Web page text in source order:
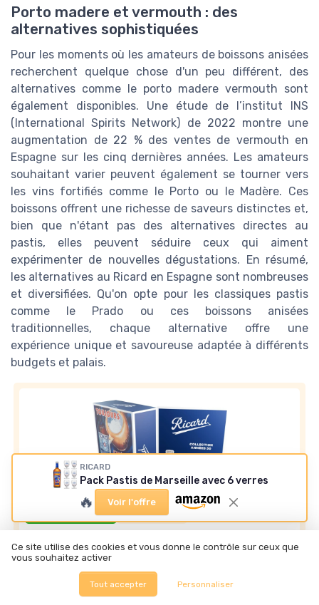
Porto madere et vermouth : des
alternatives sophistiquées
Pour les moments où les amateurs de boissons anisées
recherchent quelque chose d'un peu différent, des
alternatives comme le porto madere vermouth sont
également disponibles. Une étude de l’institut INS
(International Spirits Network) de 2022 montre une
augmentation de 22 % des ventes de vermouth en
Espagne sur les cinq dernières années. Les amateurs
souhaitant varier peuvent également se tourner vers
les vins fortifiés comme le Porto ou le Madère. Ces
boissons offrent une richesse de saveurs distinctes et,
bien que n'étant pas des alternatives directes au
pastis, elles peuvent séduire ceux qui aiment
expérimenter de nouvelles dégustations. En résumé,
les alternatives au Ricard en Espagne sont nombreuses
et diversifiées. Qu'on opte pour les classiques pastis
comme le Prado ou ces boissons anisées
traditionnelles, chaque alternative offre une
expérience unique et savoureuse adaptée à différents
budgets et palais.
⭐ TRÈS BIEN NOTÉ 🔥 POPULAIRE
Coffret RICARD Pastis 70cl
Élégantcoffret des années 50
Authentiqueapéritif anisé de Marseille
RICARD
Pack Pastis de Marseille avec 6 verres
🔥 Voir l'offre
Ce site utilise des cookies et vous donne le contrôle sur ceux que
vous souhaitez activer
Tout accepter Personnaliser